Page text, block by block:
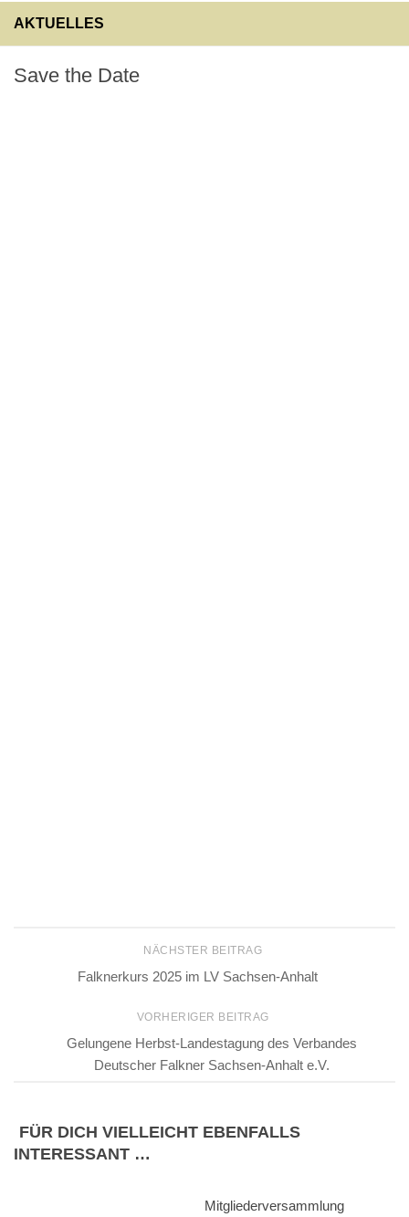
AKTUELLES
Save the Date
NÄCHSTER BEITRAG
Falknerkurs 2025 im LV Sachsen-Anhalt
VORHERIGER BEITRAG
Gelungene Herbst-Landestagung des Verbandes
Deutscher Falkner Sachsen-Anhalt e.V.
FÜR DICH VIELLEICHT EBENFALLS
INTERESSANT …
Mitgliederversammlung